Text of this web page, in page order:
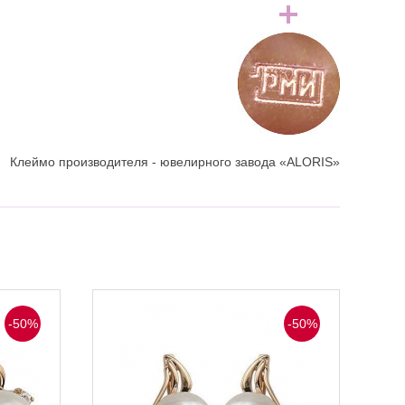
Клеймо производителя - ювелирного завода «ALORIS»
-50% -50%